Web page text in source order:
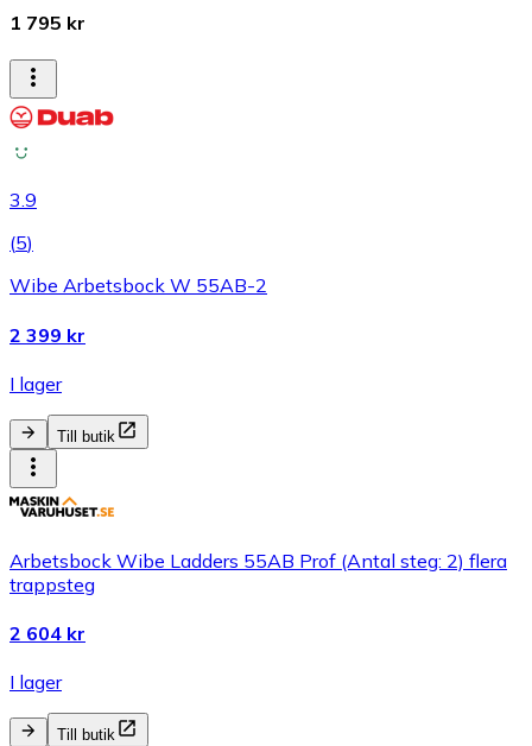
1 795 kr
3.9
(5)
Wibe Arbetsbock W 55AB-2
2 399 kr
I lager
Till butik
Arbetsbock Wibe Ladders 55AB Prof (Antal steg: 2) flera
trappsteg
2 604 kr
I lager
Till butik